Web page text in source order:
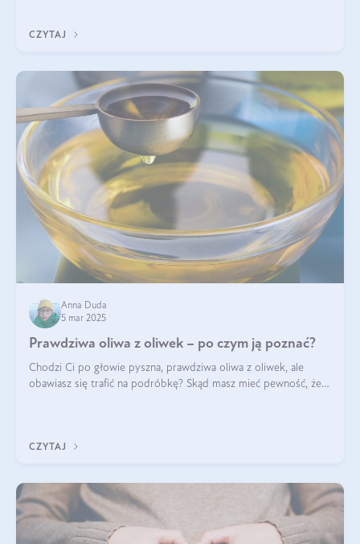
CZYTAJ
Anna Duda
5 mar 2025
Prawdziwa oliwa z oliwek – po czym ją poznać?
Chodzi Ci po głowie pyszna, prawdziwa oliwa z oliwek, ale
obawiasz się trafić na podróbkę? Skąd masz mieć pewność, że
CZYTAJ